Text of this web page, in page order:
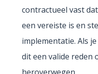
contractueel vast
een vereiste is en
implementatie. Als
dit een valide reden